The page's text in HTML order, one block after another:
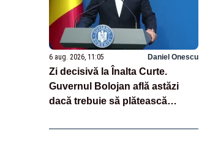
6 aug. 2026, 11:05 Daniel Onescu
Zi decisivă la Înalta Curte.
Guvernul Bolojan află astăzi
dacă trebuie să plătească
grefierilor